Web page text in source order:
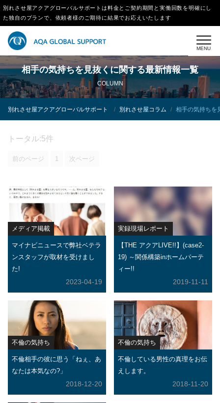
別れさせ屋アクアグローバルサポートは料金とご契約期間と実働回数を明確にし
た独自のプランで、依頼者様のご期待に結果でお応えいたします
MENU
相手の気持ちを見抜くに関する最新情報一覧
COLUMN
別れさせ屋アクアグローバルサポート 別れさせ屋コラム 相手の気持ちを
トータル:5件
前のページ 1 次ページ
メディア掲載
マイナビニュースで弊社ベテラ
ンスタッフが取材を受けまし
た!
2023-04-19
実録現場レポート
【THE アクアLIVE!!】(case2-
19) ～関係構築inホームパーテ
ィー!!
2019-11-11
不倫の気持ち
不倫相手の彼に思う「ねぇ、あ
なたは本気なの?」
2018-12-20
不倫の気持ち
不倫している男性の真理をお伝
えします。
2018-11-20